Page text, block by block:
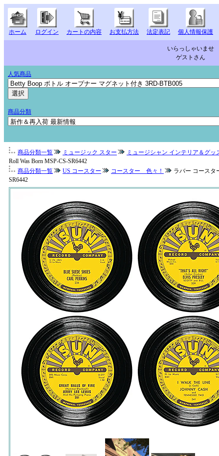
ホーム ログイン カートの内容 お支払方法 法定表記 個人情報保護
いらっしゃいませ
ゲストさん
人気商品
商品分類
商品分類一覧 ミュージック スター
ミュージシャン インテリア＆グッ
Roll Was Born MSP-CS-SR6442
商品分類一覧
US コースター コースター 色々！
ラバー コースタ
SR6442